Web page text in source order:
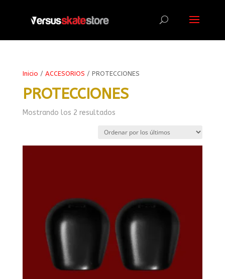
Inicio / ACCESORIOS / PROTECCIONES
PROTECCIONES
Mostrando los 2 resultadosOrdenado
los
últimos